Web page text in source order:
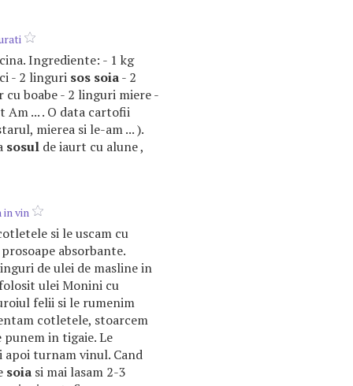
Ingrediente: - 1 kg
- 2 linguri sos soia- 2
boabe - 2 linguri miere -
Am ... . O data cartofii
mierea si le-am ... ).
sosul de iaurt cu alune ,
in vin
si le uscam cu
absorbante.
de ulei de masline in
ulei Monini cu
felii si le rumenim
cotletele, stoarcem
punem in tigaie. Le
turnam vinul. Cand
soia si mai lasam 2-3